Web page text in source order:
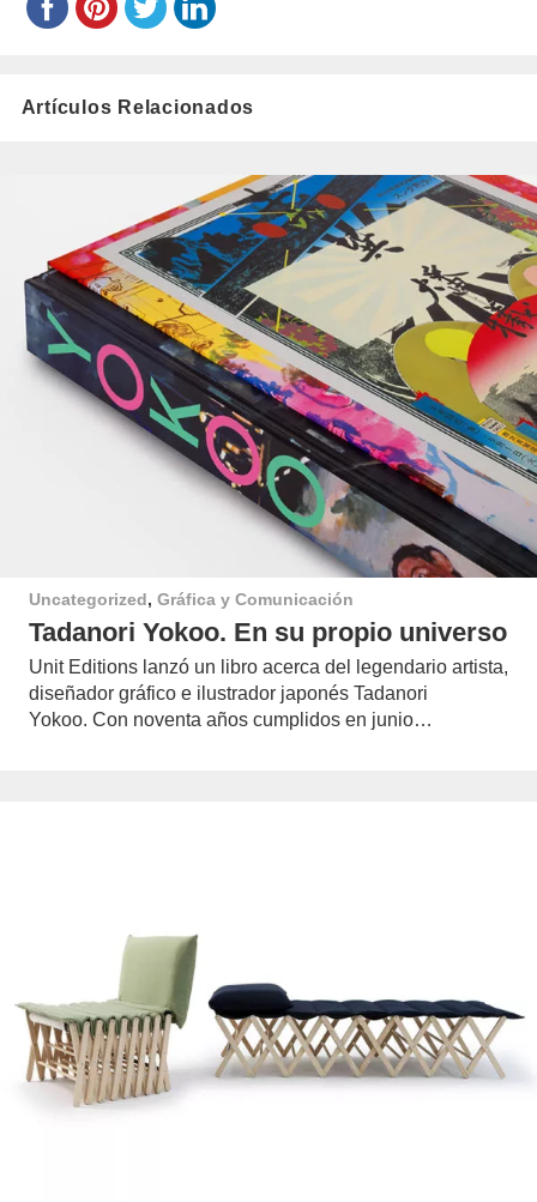
Artículos Relacionados
Uncategorized, Gráfica y Comunicación
Tadanori Yokoo. En su propio universo
Unit Editions lanzó un libro acerca del legendario artista,
diseñador gráfico e ilustrador japonés Tadanori
Yokoo. Con noventa años cumplidos en junio…